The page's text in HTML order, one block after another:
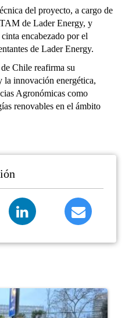
del proyecto, a cargo de
de Lader Energy, y
encabezado por el
de Lader Energy.
Chile reafirma su
la innovación energética,
Agronómicas como
renovables en el ámbito